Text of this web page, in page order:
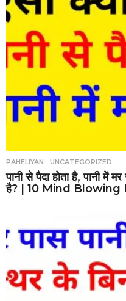
PAHELIYAN ,UNCATEGORIZED
पानी से पैदा होता है, पानी में
है? | 10 Mind Blowing